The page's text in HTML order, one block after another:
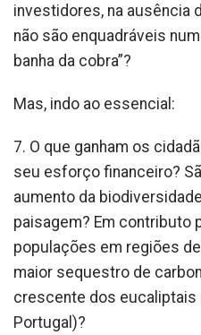
investidores, na ausência
não são enquadráveis
banha da cobra”?
Mas, indo ao essencial:
7. O que ganham os
seu esforço financeiro?
aumento da
paisagem? Em contributo
populações em regiões
maior sequestro de
crescente dos eucaliptais
Portugal)?